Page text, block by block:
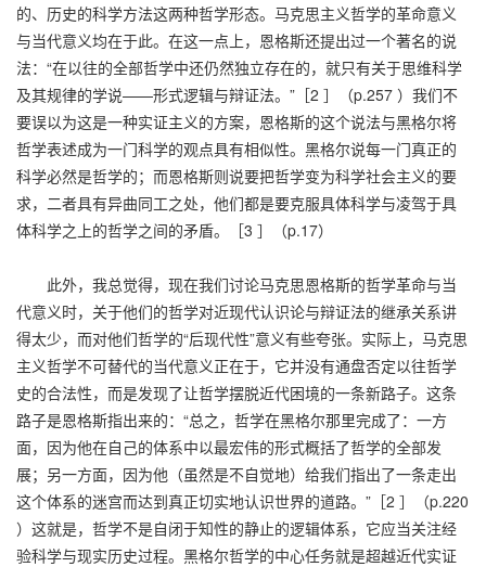
的、历史的科学方法这两种哲学形态。马克思主义哲学的革命意义
与当代意义均在于此。在这一点上，恩格斯还提出过一个著名的说
法：“在以往的全部哲学中还仍然独立存在的，就只有关于思维科学
及其规律的学说——形式逻辑与辩证法。”［2 ］（p.257 ）我们不
要误以为这是一种实证主义的方案，恩格斯的这个说法与黑格尔将
哲学表述成为一门科学的观点具有相似性。黑格尔说每一门真正的
科学必然是哲学的；而恩格斯则说要把哲学变为科学社会主义的要
求，二者具有异曲同工之处，他们都是要克服具体科学与凌驾于具
体科学之上的哲学之间的矛盾。［3 ］（p.17）
此外，我总觉得，现在我们讨论马克思恩格斯的哲学革命与当
代意义时，关于他们的哲学对近现代认识论与辩证法的继承关系讲
得太少，而对他们哲学的“后现代性”意义有些夸张。实际上，马克思
主义哲学不可替代的当代意义正在于，它并没有通盘否定以往哲学
史的合法性，而是发现了让哲学摆脱近代困境的一条新路子。这条
路子是恩格斯指出来的：“总之，哲学在黑格尔那里完成了：一方
面，因为他在自己的体系中以最宏伟的形式概括了哲学的全部发
展；另一方面，因为他（虽然是不自觉地）给我们指出了一条走出
这个体系的迷宫而达到真正切实地认识世界的道路。”［2 ］（p.220
）这就是，哲学不是自闭于知性的静止的逻辑体系，它应当关注经
验科学与现实历史过程。黑格尔哲学的中心任务就是超越近代实证